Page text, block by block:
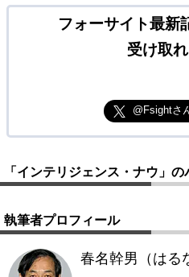
フォーサイト最新
受け取れ
@Fsightさ
「インテリジェンス・ナウ」
執筆者プロフィール
春名幹男（はる